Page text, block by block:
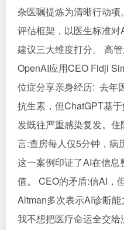
杂医嘱提炼为清晰行动
评估框架，以医生标准
建议三大维度打分。 高
OpenAI应用CEO Fidji
位症分享亲身经历: 去年
抗生素，但ChatGPT基
发既往严重感染复发。
言:查房每人仅5分钟，病
这一案例印证了AI在信
值。 CEO的矛盾:信AI，
Altman多次表示AI诊断
我不想把医疗命运全交给